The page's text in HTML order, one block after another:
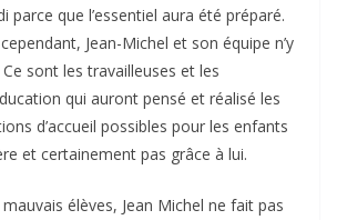
parce que l’essentiel aura été préparé.
Jean-Michel et son équipe n’y
sont les travailleuses et les
qui auront pensé et réalisé les
d’accueil possibles pour les enfants
et certainement pas grâce à lui.
élèves, Jean Michel ne fait pas